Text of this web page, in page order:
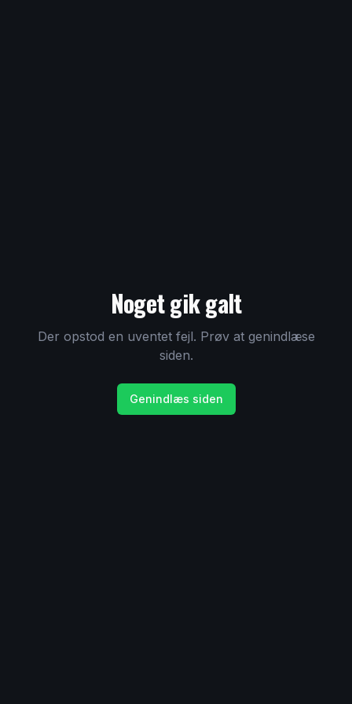
Noget gik galt
Der opstod en uventet fejl. Prøv at genindlæse
siden.
Genindlæs siden